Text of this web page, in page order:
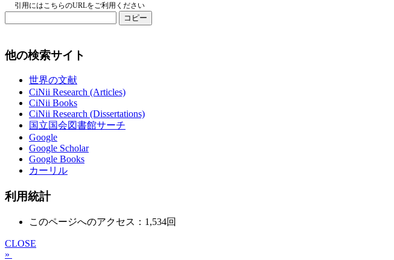
引用にはこちらのURLをご利用ください
コピー
他の検索サイト
世界の文献
CiNii Research (Articles)
CiNii Books
CiNii Research (Dissertations)
国立国会図書館サーチ
Google
Google Scholar
Google Books
カーリル
利用統計
このページへのアクセス：1,534回
CLOSE
»